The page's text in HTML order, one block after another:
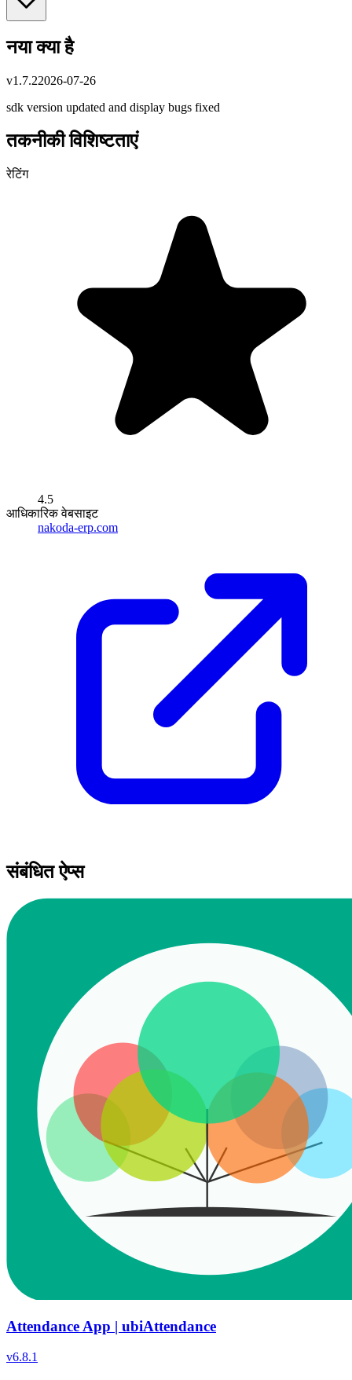
नया क्या है
v1.7.22026-07-26
sdk version updated and display bugs fixed
तकनीकी विशिष्टताएं
रेटिंग
4.5
आधिकारिक वेबसाइट
nakoda-erp.com
संबंधित ऐप्स
Attendance App | ubiAttendance
v6.8.1